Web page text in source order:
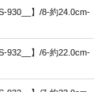
930__】/8-約24.0cm-
932__】/6-約22.0cm-